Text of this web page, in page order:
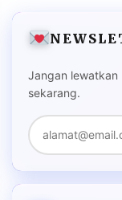
Jangan lewatkan
sekarang.